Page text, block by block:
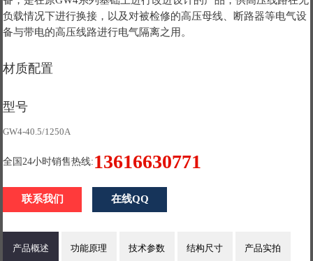
负载情况下进行换接，以及对被检修的高压母线、断路器等电气设
备与带电的高压线路进行电气隔离之用。
材质配置
型号
GW4-40.5/1250A
全国24小时销售热线: 13616630771
联系我们 在线QQ
产品概述 功能原理 技术参数 结构尺寸 产品实拍